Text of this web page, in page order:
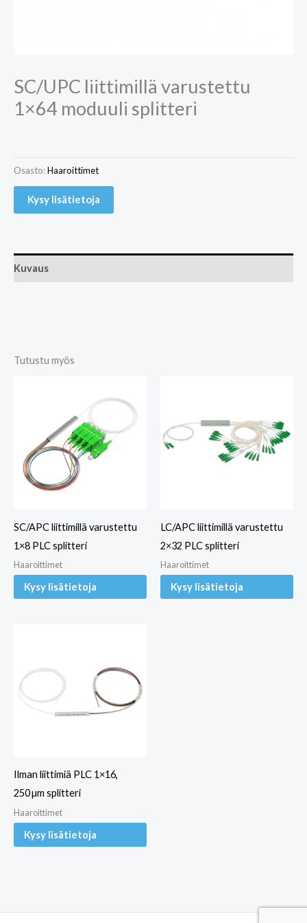
SC/UPC liittimillä varustettu
1×64 moduuli splitteri
Osasto:Haaroittimet
Kysy lisätietoja
Kuvaus
Tutustu myös
SC/APC liittimillä varustettu
1×8 PLC splitteri
Haaroittimet
Kysy lisätietoja
LC/APC liittimillä varustettu
2×32 PLC splitteri
Haaroittimet
Kysy lisätietoja
Ilman liittimiä PLC 1×16,
250 µm splitteri
Haaroittimet
Kysy lisätietoja